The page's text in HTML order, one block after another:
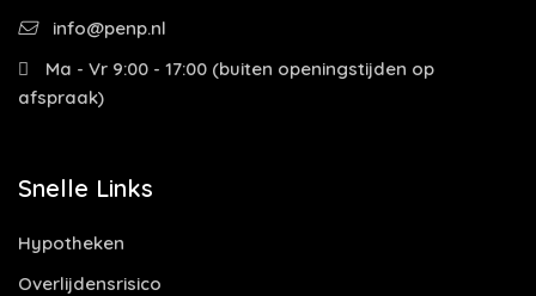
info@penp.nl
Ma - Vr 9:00 - 17:00 (buiten openingstijden op
afspraak)
Snelle Links
Hypotheken
Overlijdensrisico